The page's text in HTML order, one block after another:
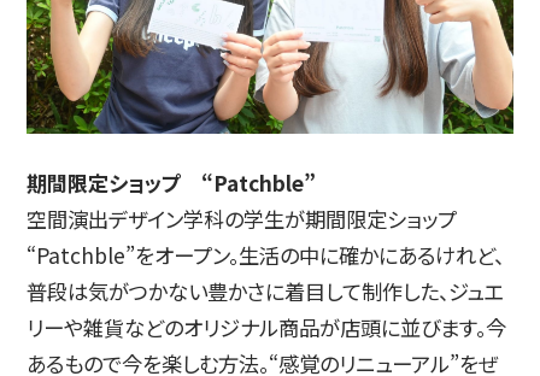
期間限定ショップ “Patchble”
空間演出デザイン学科の学生が期間限定ショップ
“Patchble”をオープン。生活の中に確かにあるけれど、
普段は気がつかない豊かさに着目して制作した、ジュエ
リーや雑貨などのオリジナル商品が店頭に並びます。今
あるもので今を楽しむ方法。“感覚のリニューアル”をぜ